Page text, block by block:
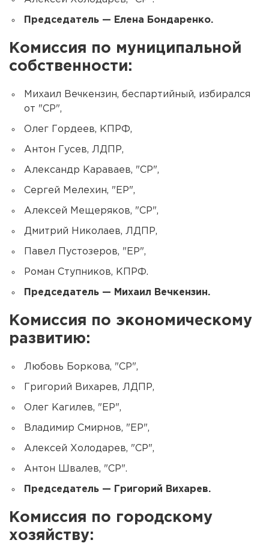
Председатель — Елена Бондаренко.
Комиссия по муниципальной
собственности:
Михаил Вечкензин, беспартийный, избирался
от "СР",
Олег Гордеев, КПРФ,
Антон Гусев, ЛДПР,
Александр Караваев, "СР",
Сергей Мелехин, "ЕР",
Алексей Мещеряков, "СР",
Дмитрий Николаев, ЛДПР,
Павел Пустозеров, "ЕР",
Роман Ступников, КПРФ.
Председатель — Михаил Вечкензин.
Комиссия по экономическому
развитию:
Любовь Боркова, "СР",
Григорий Вихарев, ЛДПР,
Олег Кагилев, "ЕР",
Владимир Смирнов, "ЕР",
Алексей Холодарев, "СР",
Антон Швалев, "СР".
Председатель — Григорий Вихарев.
Комиссия по городскому
хозяйству: